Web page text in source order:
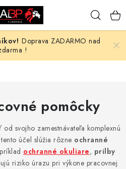
Doprava ZADARMO nad
!
pomôcky
svojho zamestnávateľa komplexnú
účel slúžia rôzne ochranné
ochranné okuliare, prilby
riziko úrazu pri výkone pracovnej